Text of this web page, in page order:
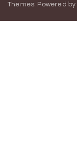
Themes. Powered by